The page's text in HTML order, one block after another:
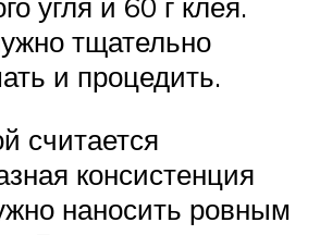
тщательно
и процедить.
считается
консистенция
наносить ровным